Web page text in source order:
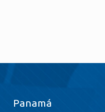
Panamá